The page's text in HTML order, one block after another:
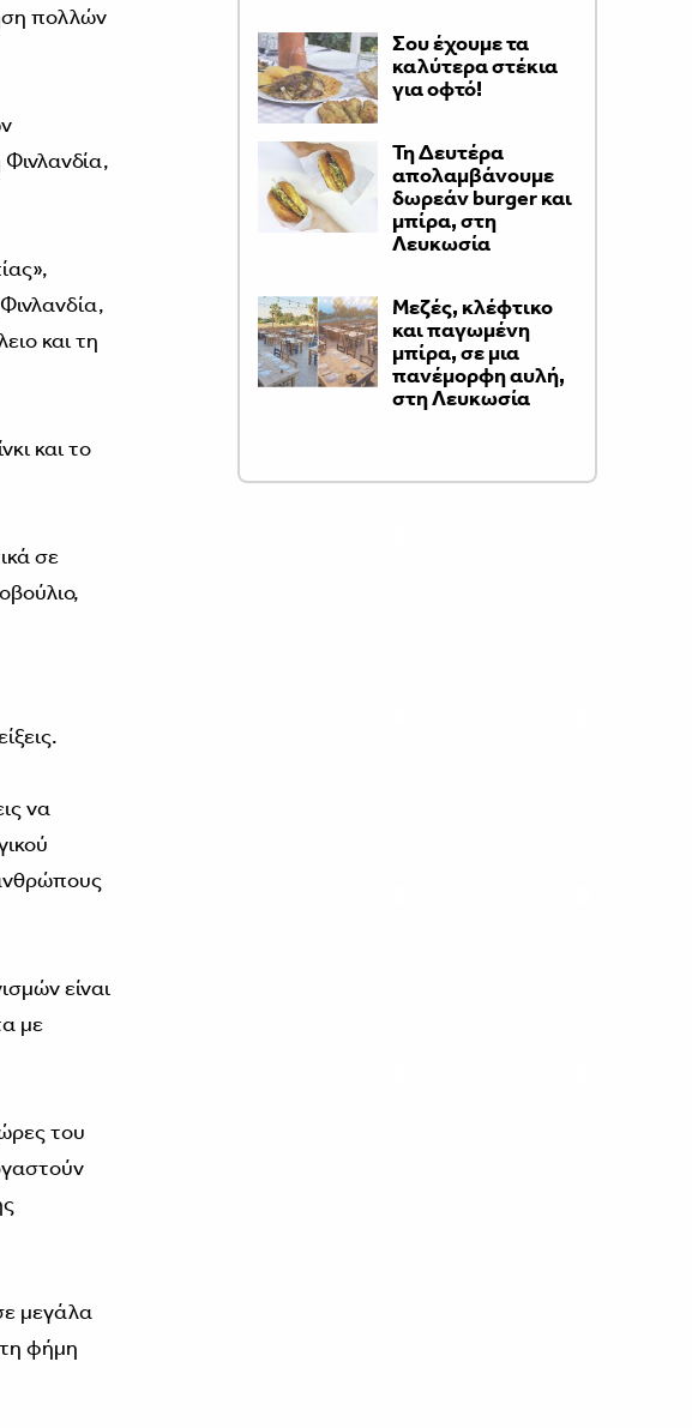
πολλών
και τη
και το
σε
να
είναι
με
του
μεγάλα
τη φήμη
Σου έχουμε τα
καλύτερα στέκια
για οφτό!
Τη Δευτέρα
απολαμβάνουμε
δωρεάν burger και
μπίρα, στη
Λευκωσία
Μεζές, κλέφτικο
και παγωμένη
μπίρα, σε μια
πανέμορφη αυλή,
στη Λευκωσία